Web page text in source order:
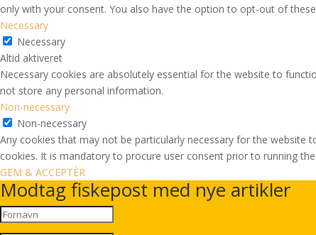
only with your consent. You also have the option to opt-out of
Necessary
Necessary
Altid aktiveret
Necessary cookies are absolutely essential for the website to
not store any personal information.
Non-necessary
Non-necessary
Any cookies that may not be particularly necessary for the website
cookies. It is mandatory to procure user consent prior to running
GEM & ACCEPTÈR
Modtag fiskepost med nye artikler